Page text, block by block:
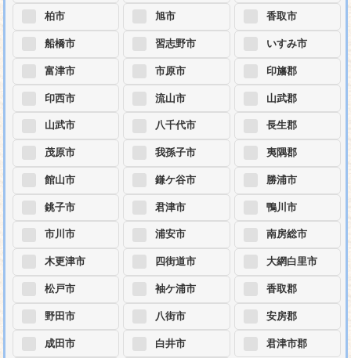
柏市
船橋市
富津市
印西市
山武市
茂原市
館山市
銚子市
市川市
木更津市
松戸市
野田市
成田市
旭市
習志野市
市原市
流山市
八千代市
我孫子市
鎌ケ谷市
君津市
浦安市
四街道市
袖ケ浦市
八街市
白井市
香取市
いすみ市
印旛郡
山武郡
長生郡
夷隅郡
勝浦市
鴨川市
南房総市
大網白里市
香取郡
安房郡
君津市郡